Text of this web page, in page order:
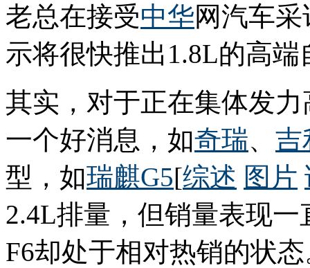
老总在接受中华网汽车
示将很快推出1.8L的高端
其实，对于正在集体发
一个好消息，如奇瑞、 吉
型，如瑞麒G5[综述 图片
2.4L排量，但销量表现
F6却处于相对热销的状